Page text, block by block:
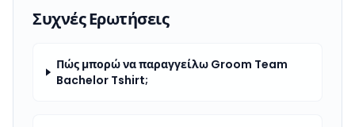
Συχνές Ερωτήσεις
Πώς μπορώ να παραγγείλω Groom Team
Bachelor Tshirt;